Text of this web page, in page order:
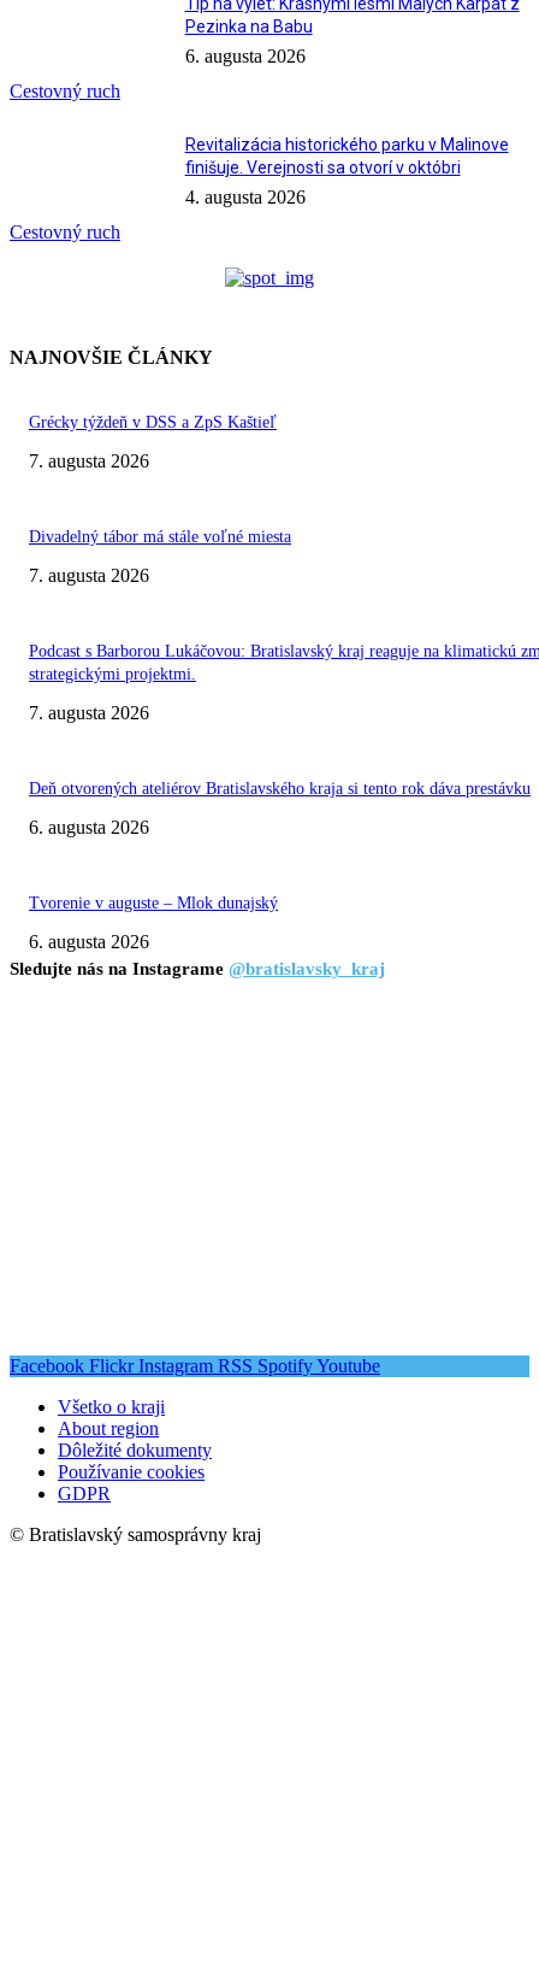
Cestovný ruch
Tip na výlet: Krásnymi lesmi Malých Karpát z
Pezinka na Babu
6. augusta 2026
Cestovný ruch
Revitalizácia historického parku v Malinove
finišuje. Verejnosti sa otvorí v októbri
4. augusta 2026
NAJNOVŠIE ČLÁNKY
Grécky týždeň v DSS a ZpS Kaštieľ
7. augusta 2026
Divadelný tábor má stále voľné miesta
7. augusta 2026
Podcast s Barborou Lukáčovou: Bratislavský kraj reaguje na klimatickú
strategickými projektmi.
7. augusta 2026
Deň otvorených ateliérov Bratislavského kraja si tento rok dáva prestávku
6. augusta 2026
Tvorenie v auguste – Mlok dunajský
6. augusta 2026
Sledujte nás na Instagrame @bratislavsky_kraj
Facebook Flickr Instagram RSS SpotifyYoutube
Všetko o kraji
About region
Dôležité dokumenty
Používanie cookies
GDPR
© Bratislavský samosprávny kraj